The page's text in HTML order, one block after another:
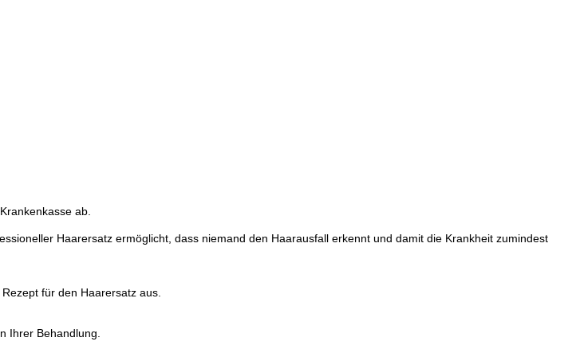
ab.
Haarersatz ermöglicht, dass niemand den Haarausfall erkennt und damit die Krankheit zumindest
für den Haarersatz aus.
Ihrer Behandlung.